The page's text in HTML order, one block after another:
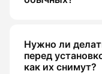
Нужно ли
перед
как их снимут?